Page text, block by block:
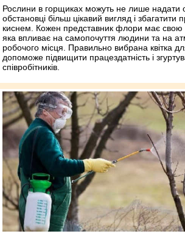
Рослини в горщиках можуть не лише надати
обстановці більш цікавий вигляд і збагатити
киснем. Кожен представник флори має свою
яка впливає на самопочуття людини та на
робочого місця. Правильно вибрана квітка
допоможе підвищити працездатність і
співробітників.